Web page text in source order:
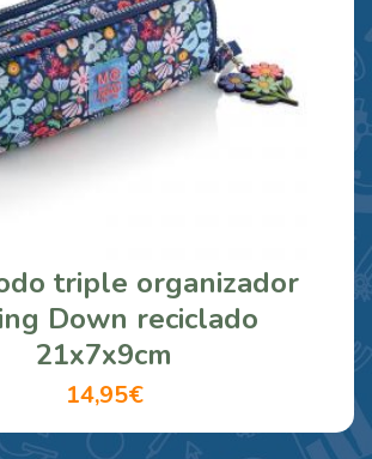
triple organizador
Down reciclado
21x7x9cm
14,95€